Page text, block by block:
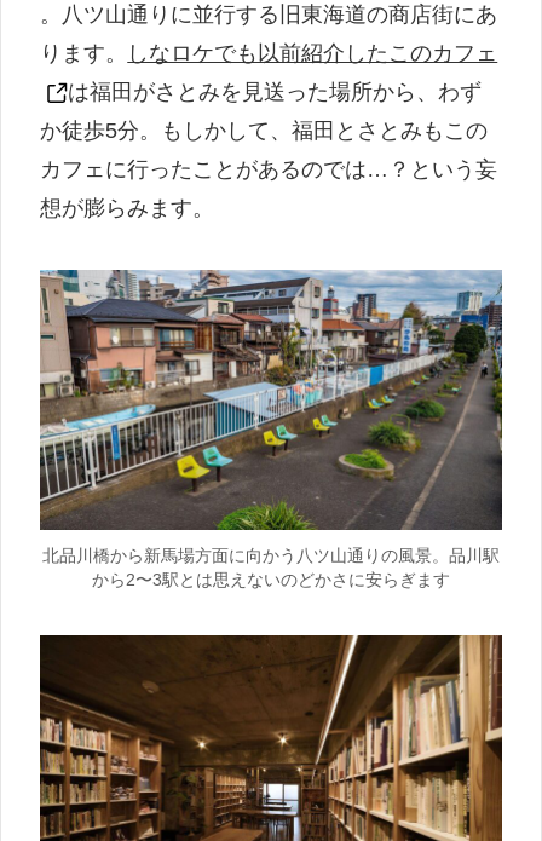
。八ツ山通りに並行する旧東海道の商店街にあ
ります。
しなロケでも以前紹介したこのカフェ
は福田がさとみを見送った場所から、わず
か徒歩5分。もしかして、福田とさとみもこの
カフェに行ったことがあるのでは…？という妄
想が膨らみます。
北品川橋から新馬場方面に向かう八ツ山通りの風景。品川駅
から2〜3駅とは思えないのどかさに安らぎます